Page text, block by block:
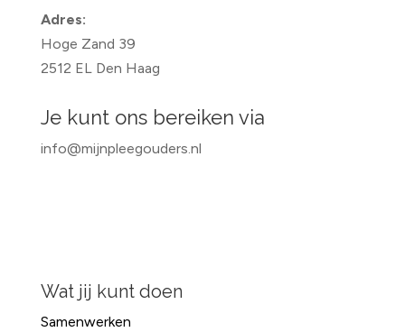
Adres:
Hoge Zand 39
2512 EL Den Haag
Je kunt ons bereiken via
info@mijnpleegouders.nl
Wat jij kunt doen
Samenwerken